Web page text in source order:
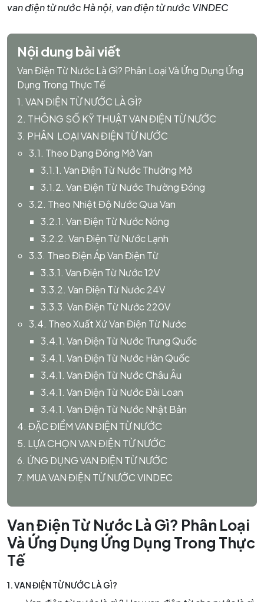
van điện từ nước Hà nội, van điện từ nước VINDEC
Nội dung bài viết
Van Điện Từ Nước Là Gì? Phân Loại Và Ứng Dụng Ứng
Dụng Trong Thực Tế
1. VAN ĐIỆN TỪ NƯỚC LÀ GÌ?
2. THÔNG SỐ KỸ THUẬT VAN ĐIỆN TỪ NƯỚC
3. PHÂN LOẠI VAN ĐIỆN TỪ NƯỚC
3.1. Theo Dạng Đóng Mở Van
3.1.1. Van Điện Từ Nước Thường Mở
3.1.2. Van Điện Từ Nước Thường Đóng
3.2. Theo Nhiệt Độ Nước Qua Van
3.2.1. Van Điện Từ Nước Nóng
3.2.2. Van Điện Từ Nước Lạnh
3.3. Theo Điện Áp Van Điện Từ
3.3.1. Van Điện Từ Nước 12V
3.3.2. Van Điện Từ Nước 24V
3.3.3. Van Điện Từ Nước 220V
3.4. Theo Xuất Xứ Van Điện Từ Nước
3.4.1. Van Điện Từ Nước Trung Quốc
3.4.1. Van Điện Từ Nước Hàn Quốc
3.4.1. Van Điện Từ Nước Châu Âu
3.4.1. Van Điện Từ Nước Đài Loan
3.4.1. Van Điện Từ Nước Nhật Bản
4. ĐẶC ĐIỂM VAN ĐIỆN TỪ NƯỚC
5. LỰA CHỌN VAN ĐIỆN TỪ NƯỚC
6. ỨNG DỤNG VAN ĐIỆN TỪ NƯỚC
7. MUA VAN ĐIỆN TỪ NƯỚC VINDEC
Van Điện Từ Nước Là Gì? Phân Loại
Và Ứng Dụng Ứng Dụng Trong Thực
Tế
1.VAN ĐIỆN TỪ NƯỚC LÀ GÌ?